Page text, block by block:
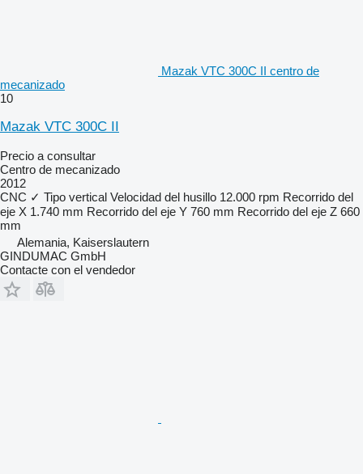
Mazak VTC 300C II centro de
mecanizado
10
Mazak VTC 300C II
Precio a consultar
Centro de mecanizado
2012
CNC ✓ Tipo vertical Velocidad del husillo 12.000 rpm Recorrido del
eje X 1.740 mm Recorrido del eje Y 760 mm Recorrido del eje Z 660
mm
Alemania, Kaiserslautern
GINDUMAC GmbH
Contacte con el vendedor